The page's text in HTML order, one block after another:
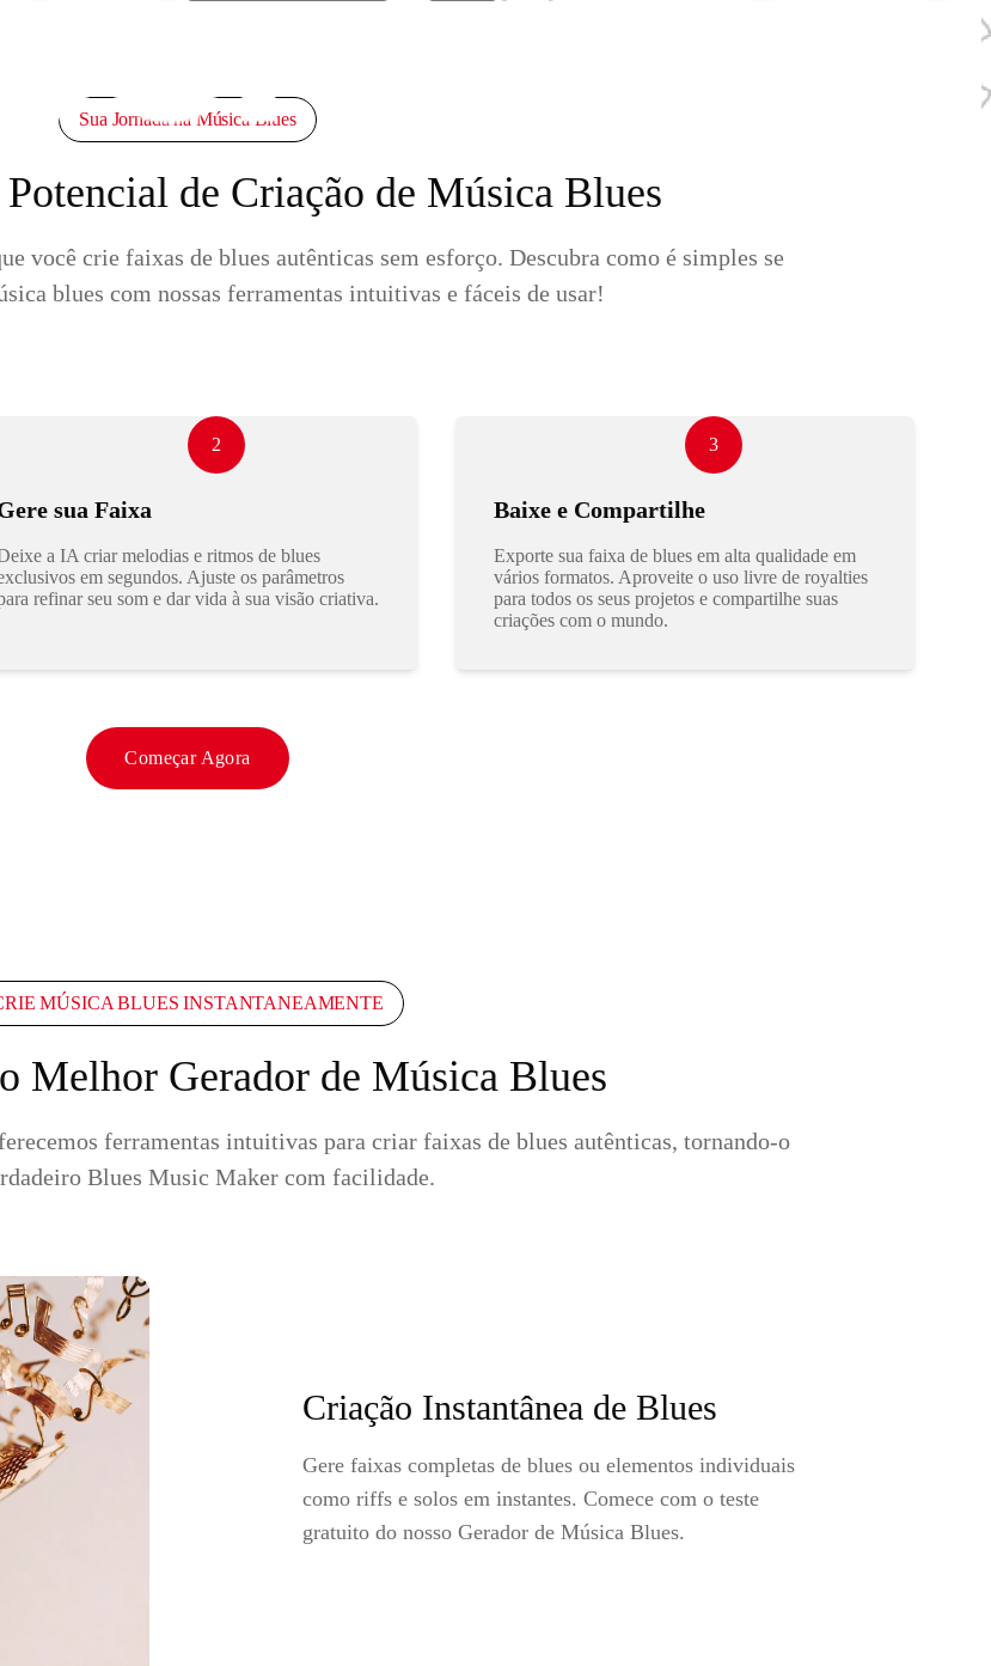
Sua Jornada na Música Blues
de Criação de Música Blues
você crie faixas de blues autênticas sem esforço. Descubra como é simples se
blues com nossas ferramentas intuitivas e fáceis de usar!
2
sua Faixa
a IA criar melodias e ritmos de blues
em segundos. Ajuste os parâmetros
refinar seu som e dar vida à sua visão criativa.
3
Baixe e Compartilhe
Exporte sua faixa de blues em alta qualidade em
vários formatos. Aproveite o uso livre de royalties
para todos os seus projetos e compartilhe suas
criações com o mundo.
Começar Agora
MÚSICA BLUES INSTANTANEAMENTE
Melhor Gerador de Música Blues
ferramentas intuitivas para criar faixas de blues autênticas, tornando-o
Blues Music Maker com facilidade.
Criação Instantânea de Blues
Gere faixas completas de blues ou elementos individuais
como riffs e solos em instantes. Comece com o teste
gratuito do nosso Gerador de Música Blues.